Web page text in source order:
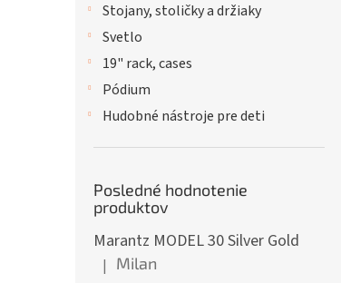
Stojany, stoličky a držiaky
Svetlo
19" rack, cases
Pódium
Hudobné nástroje pre deti
Posledné hodnotenie
produktov
Marantz MODEL 30 Silver Gold
Hodnotenie produktu je 5 z 5 hviezdičiek.
| Milan